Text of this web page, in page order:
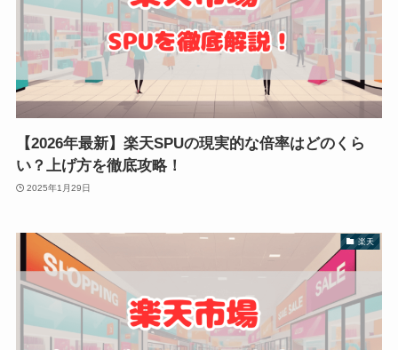
【2026年最新】楽天SPUの現実的な倍率はどのくら
い？上げ方を徹底攻略！
2025年1月29日
楽天